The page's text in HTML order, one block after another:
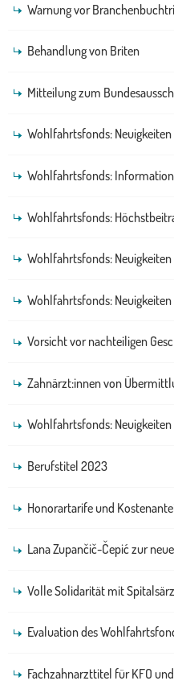
Warnung vor
Behandlung von Briten
Mitteilung zum
Wohlfahrtsfonds:
Wohlfahrtsfonds:
Wohlfahrtsfonds:
Wohlfahrtsfonds:
Wohlfahrtsfonds:
Vorsicht vor nachteiligen
Zahnärzt:innen von
Wohlfahrtsfonds:
Berufstitel 2023
Honorartarife und
Lana Zupančič-Čepić zur
Volle Solidarität mit
Evaluation des
Fachzahnarzttitel für KFO